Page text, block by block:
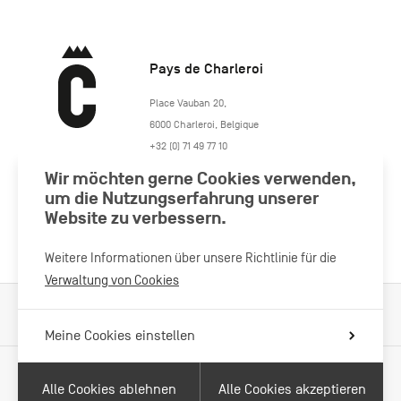
Pays de Charleroi
https://www.paysdecharleroi.be/
Place Vauban 20,
6000 Charleroi Belgique
+32 (0) 71 49 77 10
Besuchen Sie uns
Mit Unterstützung von
Wir möchten gerne Cookies verwenden,
um die Nutzungserfahrung unserer
Website zu verbessern.
Weitere Informationen über unsere Richtlinie für die
Verwaltung von Cookies
Meine Cookies einstellen
Alle Cookies ablehnen Alle Cookies akzeptieren